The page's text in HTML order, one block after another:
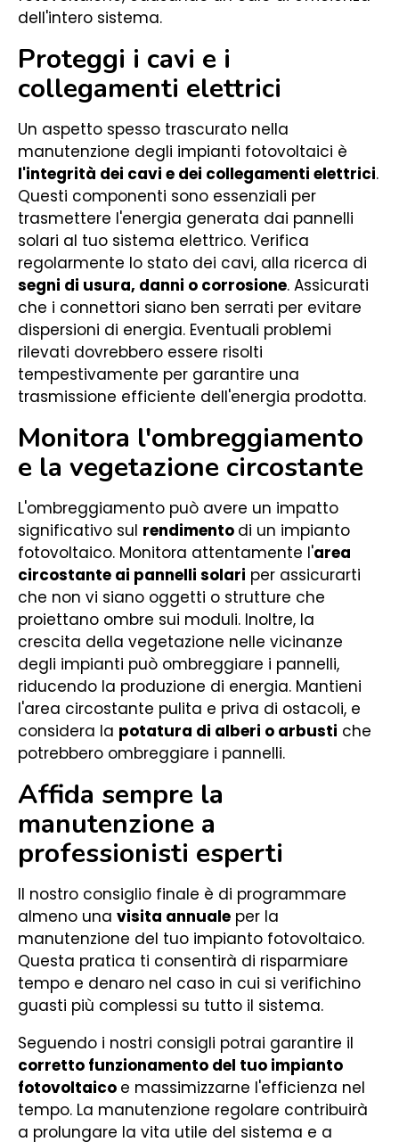
dell'intero sistema.
Proteggi i cavi e i
collegamenti elettrici
Un aspetto spesso trascurato nella
manutenzione degli impianti fotovoltaici è
l'integrità dei cavi e dei collegamenti elettrici.
Questi componenti sono essenziali per
trasmettere l'energia generata dai pannelli
solari al tuo sistema elettrico. Verifica
regolarmente lo stato dei cavi, alla ricerca di
segni di usura, danni o corrosione. Assicurati
che i connettori siano ben serrati per evitare
dispersioni di energia. Eventuali problemi
rilevati dovrebbero essere risolti
tempestivamente per garantire una
trasmissione efficiente dell'energia prodotta.
Monitora l'ombreggiamento
e la vegetazione circostante
L'ombreggiamento può avere un impatto
significativo sul rendimento di un impianto
fotovoltaico. Monitora attentamente l'area
circostante ai pannelli solari per assicurarti
che non vi siano oggetti o strutture che
proiettano ombre sui moduli. Inoltre, la
crescita della vegetazione nelle vicinanze
degli impianti può ombreggiare i pannelli,
riducendo la produzione di energia. Mantieni
l'area circostante pulita e priva di ostacoli, e
considera la potatura di alberi o arbusti che
potrebbero ombreggiare i pannelli.
Affida sempre la
manutenzione a
professionisti esperti
Il nostro consiglio finale è di programmare
almeno una visita annuale per la
manutenzione del tuo impianto fotovoltaico.
Questa pratica ti consentirà di risparmiare
tempo e denaro nel caso in cui si verifichino
guasti più complessi su tutto il sistema.
Seguendo i nostri consigli potrai garantire il
corretto funzionamento del tuo impianto
fotovoltaico e massimizzarne l'efficienza nel
tempo. La manutenzione regolare contribuirà
a prolungare la vita utile del sistema e a